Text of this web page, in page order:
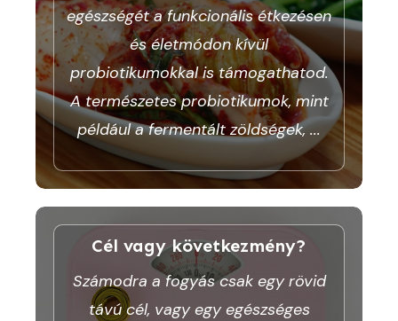
egészségét a funkcionális étkezésen
és életmódon kívül
probiotikumokkal is támogathatod.
A természetes probiotikumok, mint
például a fermentált zöldségek,...
Cél vagy következmény?
Számodra a fogyás csak egy rövid
távú cél, vagy egy egészséges